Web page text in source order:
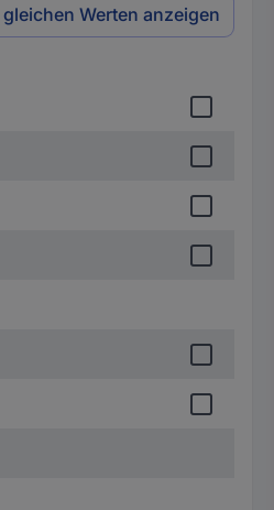
Werten anzeigen